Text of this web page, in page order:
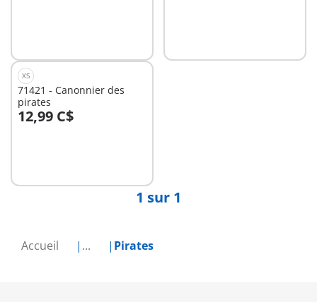
Accueil ... Pirates
XS
71421 - Canonnier des
pirates
12,99 C$
Au panier
1 sur 1